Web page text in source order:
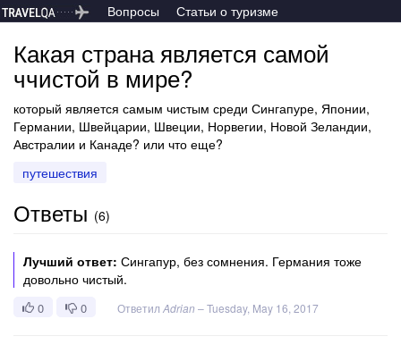
Вопросы Статьи о туризме
Какая страна является самой
ччистой в мире?
который является самым чистым среди Сингапуре, Японии,
Германии, Швейцарии, Швеции, Норвегии, Новой Зеландии,
Австралии и Канаде? или что еще?
путешествия
Ответы (6)
Лучший ответ: Сингапур, без сомнения. Германия тоже
довольно чистый.
0 0 Ответил Adrian –Tuesday, May 16, 2017